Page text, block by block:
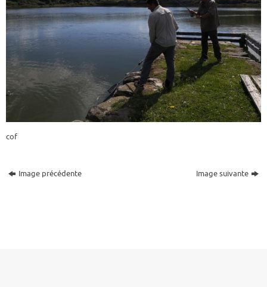
cof
Image précédente Image suivante